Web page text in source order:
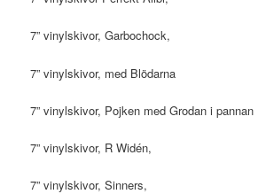
7” vinylskivor, Garbochock,
7” vinylskivor, med Blödarna
7” vinylskivor, Pojken med Grodan i pannan
7” vinylskivor, R Widén,
7” vinylskivor, Sinners,